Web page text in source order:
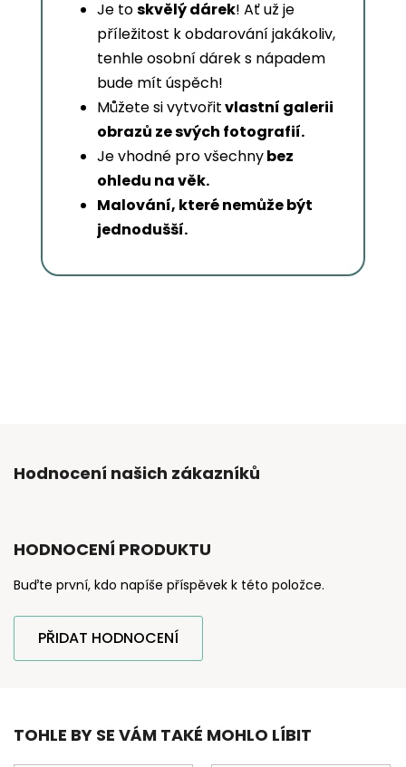
Je toskvělý dárek! Ať už je
příležitost k obdarování jakákoliv,
tenhle osobní dárek s nápadem
bude mít úspěch!
Můžete si vytvořitvlastní galerii
obrazů ze svých fotografií.
Je vhodné pro všechnybez
ohledu na věk.
Malování, které nemůže být
jednodušší.
Hodnocení našich zákazníků
HODNOCENÍ PRODUKTU
Buďte první, kdo napíše příspěvek k této položce.
PŘIDAT HODNOCENÍ
TOHLE BY SE VÁM TAKÉ MOHLO LÍBIT